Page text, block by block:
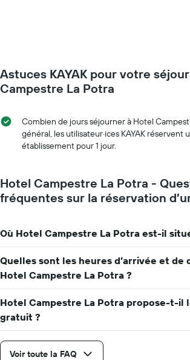
jour
Sur
axe
jours
de
la
le
graphique,
1
axe
Y
le
prix
moyen
d'une
chambre
Astuces KAYAK pour votre
Campestre La Potra
Combien de jours séjourner à Hotel
général, les utilisateur·ices KAYAK réservent
établissement pour 1 jour.
Hotel Campestre La Potra -
fréquentes sur la réservation
Où Hotel Campestre La Potra est-il
Quelles sont les heures d’arrivée et de
Hotel Campestre La Potra ?
Hotel Campestre La Potra propose-t-il
gratuit ?
Voir toute la FAQ